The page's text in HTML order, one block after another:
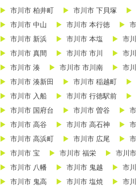
市川市 柏井町 市川市 下貝塚
市川市 中山
市川市 本行徳
市川市 新浜
市川市 本塩 市
市川市 真間
市川市 市川 市
市川市 湊
市川市 市川南 市
市川市 湊新田
市川市 稲越町
市川市 入船
市川市 行徳駅前
市川市 国府台
市川市 曽谷
市川市 高谷
市川市 高石神
市川市 高浜町
市川市 広尾
市川市 宝
市川市 福栄 市川
市川市 八幡
市川市 鬼越 市
市川市 鬼高
市川市 塩焼 市